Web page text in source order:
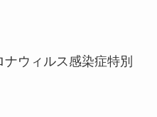
ウィルス感染症特別